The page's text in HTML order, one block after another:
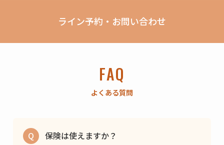
ライン予約・お問い合わせ
FAQ
よくある質問
Q 保険は使えますか？